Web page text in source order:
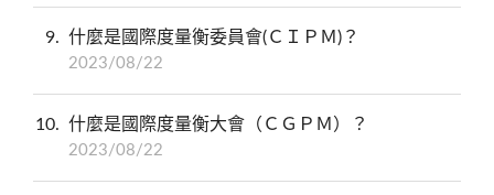
9 什麼是國際度量衡委員會(ＣＩＰＭ)？
2023/08/22
10 什麼是國際度量衡大會（ＣＧＰＭ）？
2023/08/22